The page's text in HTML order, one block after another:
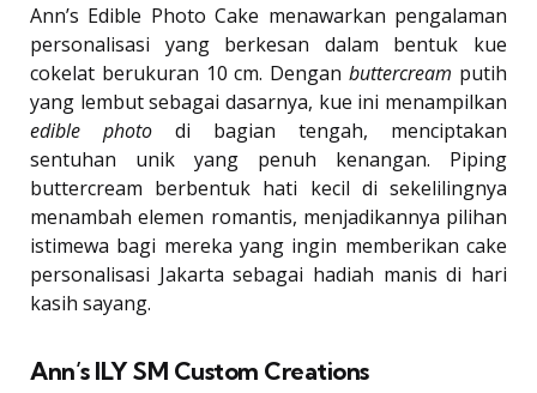
Ann’s Edible Photo Cake menawarkan pengalaman
personalisasi yang berkesan dalam bentuk kue
cokelat berukuran 10 cm. Denganbuttercream putih
yang lembut sebagai dasarnya, kue ini menampilkan
edible photo di bagian tengah, menciptakan
sentuhan unik yang penuh kenangan. Piping
buttercream berbentuk hati kecil di sekelilingnya
menambah elemen romantis, menjadikannya pilihan
istimewa bagi mereka yang ingin memberikan cake
personalisasi Jakarta sebagai hadiah manis di hari
kasih sayang.
Ann’s ILY SM Custom Creations